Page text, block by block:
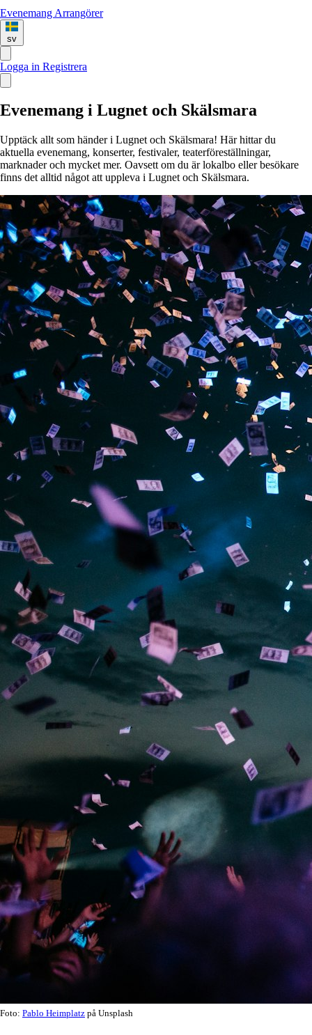
Evenemang Arrangörer
sv
Logga in Registrera
Evenemang i Lugnet och Skälsmara
Upptäck allt som händer i Lugnet och Skälsmara! Här hittar du
aktuella evenemang, konserter, festivaler, teaterföreställningar,
marknader och mycket mer. Oavsett om du är lokalbo eller besökare
finns det alltid något att uppleva i Lugnet och Skälsmara.
Foto: Pablo Heimplatz på Unsplash